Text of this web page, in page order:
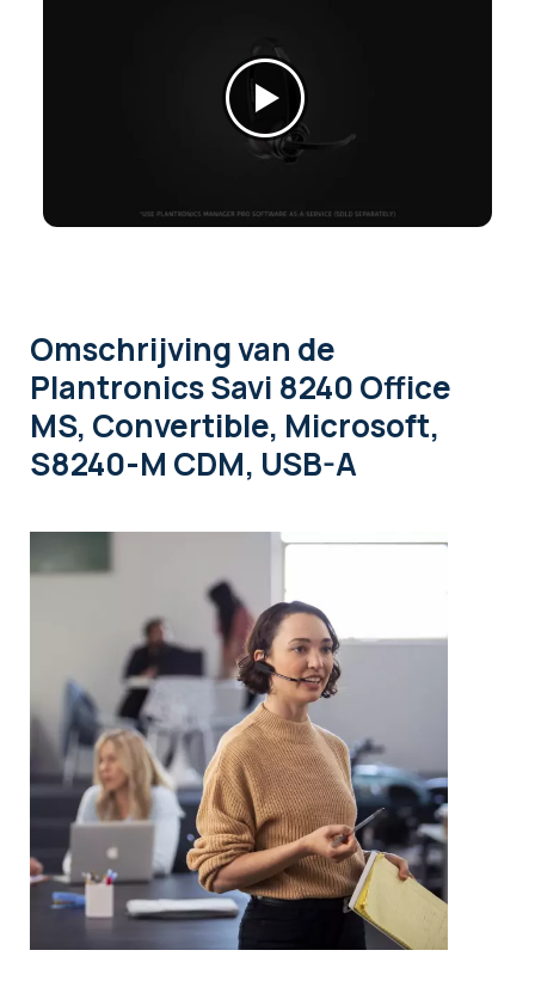
Omschrijvingvan de
Plantronics Savi 8240 Office
MS, Convertible, Microsoft,
S8240-M CDM, USB-A